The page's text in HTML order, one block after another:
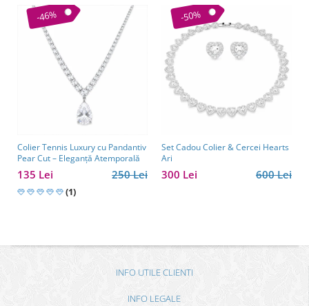
-46%
Colier Tennis Luxury cu Pandantiv
Pear Cut – Eleganță Atemporală
250 Lei
135 Lei
(1)
-50%
Set Cadou Colier & Cercei Hearts
Ari
600 Lei
300 Lei
INFO UTILE CLIENTI
INFO LEGALE